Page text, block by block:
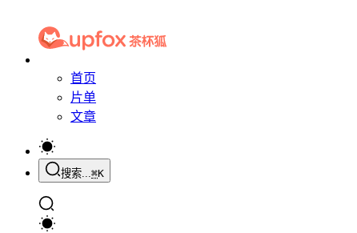
首页
片单
文章
搜索...⌘K